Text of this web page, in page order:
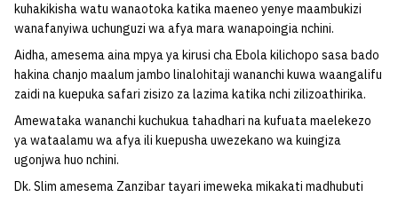
kuhakikisha watu wanaotoka katika maeneo yenye maambukizi
wanafanyiwa uchunguzi wa afya mara wanapoingia nchini.
Aidha, amesema aina mpya ya kirusi cha Ebola kilichopo sasa bado
hakina chanjo maalum jambo linalohitaji wananchi kuwa waangalifu
zaidi na kuepuka safari zisizo za lazima katika nchi zilizoathirika.
Amewataka wananchi kuchukua tahadhari na kufuata maelekezo
ya wataalamu wa afya ili kuepusha uwezekano wa kuingiza
ugonjwa huo nchini.
Dk. Slim amesema Zanzibar tayari imeweka mikakati madhubuti